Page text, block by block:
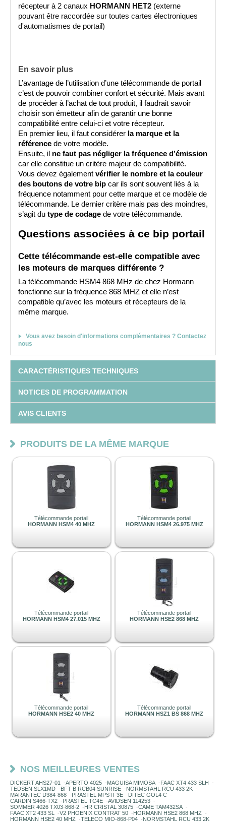
récepteur à 2 canaux HORMANN HET2 (externe
pouvant être raccordée sur toutes cartes électroniques
d'automatismes de portail)
En savoir plus
L’avantage de l’utilisation d’une télécommande de portail
c’est de pouvoir combiner confort et sécurité. Mais avant
de procéder à l’achat de tout produit, il faudrait savoir
choisir son émetteur afin de garantir une bonne
compatibilité entre celui-ci et votre récepteur.
En premier lieu, il faut considérer la marque et la
référence de votre modèle.
Ensuite, il ne faut pas négliger la fréquence d’émission
car elle constitue un critère majeur de compatibilité.
Vous devez également vérifier le nombre et la couleur
des boutons de votre bip car ils sont souvent liés à la
fréquence notamment pour cette marque et ce modèle de
télécommande. Le dernier critère mais pas des moindres,
s’agit du type de codage de votre télécommande.
Questions associées à ce bip portail
Cette télécommande est-elle compatible avec
les moteurs de marques différente ?
La télécommande HSM4 868 MHz de chez Hormann
fonctionne sur la fréquence 868 MHZ et elle n’est
compatible qu’avec les moteurs et récepteurs de la
même marque.
Vous avez besoin d'informations complémentaires ? Contactez
nous
CARACTÉRISTIQUES TECHNIQUES
NOTICES DE PROGRAMMATION
AVIS CLIENTS
PRODUITS DE LA MÊME MARQUE
Télécommande portail
HORMANN HSM4 40 MHZ
Télécommande portail
HORMANN HSM4 26.975 MHZ
Télécommande portail
HORMANN HSM4 27.015 MHZ
Télécommande portail
HORMANN HSE2 868 MHZ
Télécommande portail
HORMANN HSE2 40 MHZ
Télécommande portail
HORMANN HSZ1 BS 868 MHZ
NOS MEILLEURES VENTES
DICKERT AHS27-01 -APERTO 4025 -MAGUISA MIMOSA -FAAC XT4 433 SLH -
TEDSEN SLX1MD -BFT B RCB04 SUNRISE -NORMSTAHL RCU 433 2K -
MARANTEC D384-868 -PRASTEL MPSTF3E -DITEC GOL4 C -
CARDIN S466-TX2 -PRASTEL TC4E -AVIDSEN 114253 -
SOMMER 4026 TX03-868-2 -HR CRISTAL 30875 -CAME TAM432SA -
FAAC XT2 433 SL
-V2 PHOENIX CONTRAT 50 -HORMANN HSE2 868 MHZ -
HORMANN HSE2 40 MHZ -TELECO MIO-868-P04 -NORMSTAHL RCU 433 2K